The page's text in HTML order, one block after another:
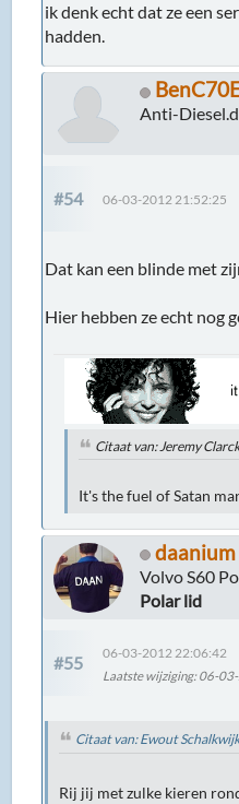
ik denk echt dat ze een
hadden.
Anti-
#54 06-03-2012 21:52:25
Dat kan een blinde met
Hier hebben ze echt nog
Citaat van: Jeremy
It's the fuel of Satan
daanium
Volvo S60
Polar lid
#55
06-03-2012 22:06:42
Laatste wijziging: 06-
Citaat van: Ewout
Rij jij met zulke kieren